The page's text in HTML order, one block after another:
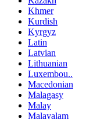
Khmer
Kurdish
Kyrgyz
Latin
Latvian
Lithuanian
Luxembou..
Macedonian
Malagasy
Malay
Malayalam